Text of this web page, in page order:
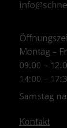
Montag –
09:00 –
14:00 –
Samstag
Kontakt